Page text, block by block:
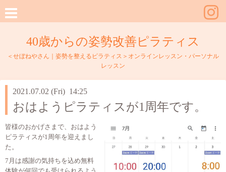
40歳からの姿勢改善ピラティス
＜せぼねやさん｜姿勢を整えるピラティス＞オンラインレッスン・パーソナル
レッスン
2021.07.02 (Fri) 14:25
おはようピラティスが1周年です。
皆様のおかげさまで、おはよう
ピラティスが1周年を迎えまし
た。
7月は感謝の気持ちを込め無料